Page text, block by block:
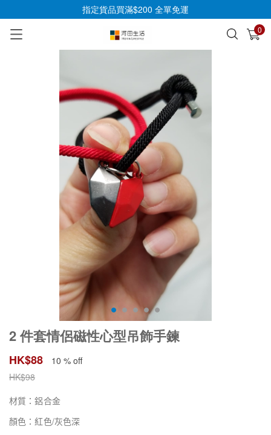
指定貨品買滿$200 全單免運
0
已加入購物車 查看
2 件套情侶磁性心型吊飾手鍊
HK$88
10 % off
HK$98
材質：鋁合金
顏色：紅色/灰色深